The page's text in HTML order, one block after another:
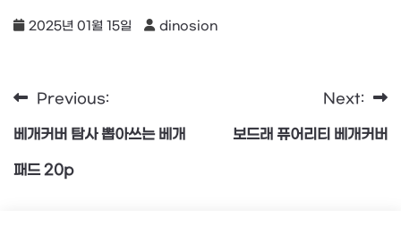
2025년 01월 15일 dinosion
글
탐
Previous:
베개커버 탐사 뽑아쓰는 베개
패드 20p
Next:
보드래 퓨어리티 베개커버